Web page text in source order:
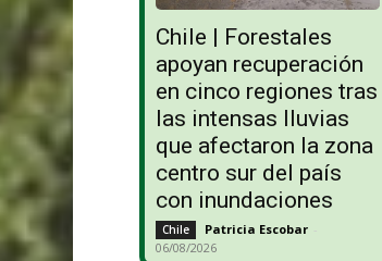
Chile | Forestales
apoyan recuperación
en cinco regiones tras
las intensas lluvias
que afectaron la zona
centro sur del país
con inundaciones
Chile Patricia Escobar -
06/08/2026